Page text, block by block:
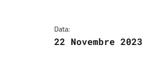
Data:
22 Novembre 2023